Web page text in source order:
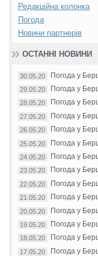
Редакційна колонка
Погода
Новини партнерів
ОСТАННІ НОВИНИ
30.05.20 Погода у
29.05.20 Погода у
28.05.20 Погода у
27.05.20 Погода у
26.05.20 Погода у
25.05.20 Погода у
24.05.20 Погода у
23.05.20 Погода у
22.05.20 Погода у
21.05.20 Погода у
20.05.20 Погода у
19.05.20 Погода у
18.05.20 Погода у
17.05.20 Погода у